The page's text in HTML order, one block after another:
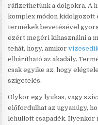
ráfizethetünk a dolgokra. A
komplex módon kidolgozott
termékek bevetésével
ezért megéri kihasználni a
tehát, hogy, amikor
elhárítható az akadály.
csak egyike az, hogy
szigetelés.
Olykor egy lyukas, vagy
előfordulhat az ugyanúgy,
lehullott csapadék. Ilyenkor